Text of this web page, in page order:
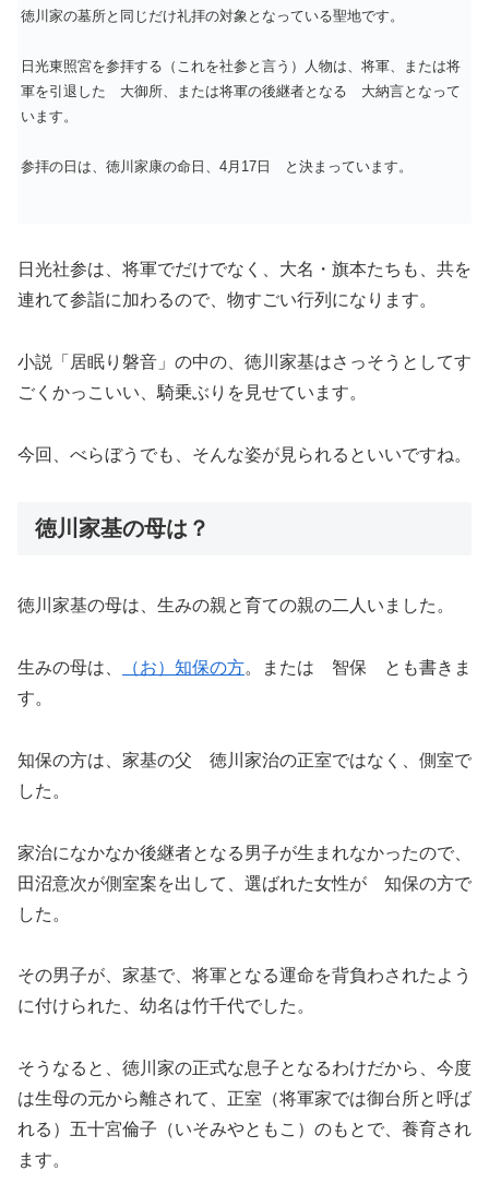
徳川家の墓所と同じだけ礼拝の対象となっている聖地です。
日光東照宮を参拝する（これを社参と言う）人物は、将軍、または将
軍を引退した 大御所、または将軍の後継者となる 大納言となって
います。
参拝の日は、徳川家康の命日、4月17日 と決まっています。
日光社参は、将軍でだけでなく、大名・旗本たちも、共を
連れて参詣に加わるので、物すごい行列になります。
小説「居眠り磐音」の中の、徳川家基はさっそうとしてす
ごくかっこいい、騎乗ぶりを見せています。
今回、べらぼうでも、そんな姿が見られるといいですね。
徳川家基の母は？
徳川家基の母は、生みの親と育ての親の二人いました。
生みの母は、 （お）知保の方。または 智保 とも書きま
す。
知保の方は、家基の父 徳川家治の正室ではなく、側室で
した。
家治になかなか後継者となる男子が生まれなかったので、
田沼意次が側室案を出して、選ばれた女性が 知保の方で
した。
その男子が、家基で、将軍となる運命を背負わされたよう
に付けられた、幼名は竹千代でした。
そうなると、徳川家の正式な息子となるわけだから、今度
は生母の元から離されて、正室（将軍家では御台所と呼ば
れる）五十宮倫子（いそみやともこ）のもとで、養育され
ます。